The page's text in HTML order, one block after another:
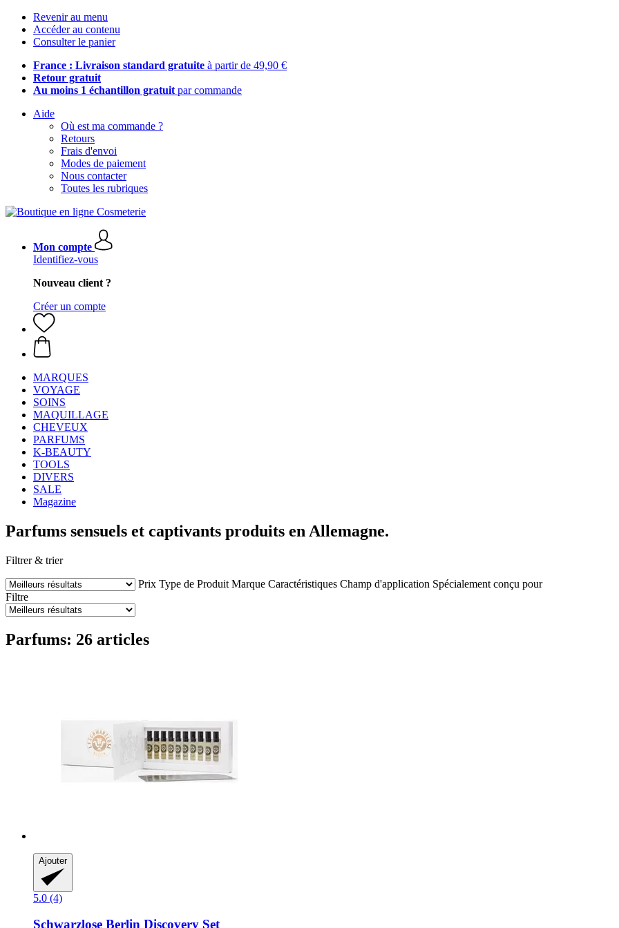
Revenir au menu
Accéder au contenu
Consulter le panier
France : Livraison standard gratuite à partir de 49,90 €
Retour gratuit
Au moins 1 échantillon gratuit par commande
Aide
Où est ma commande ?
Retours
Frais d'envoi
Modes de paiement
Nous contacter
Toutes les rubriques
Mon compte
Identifiez-vous
Nouveau client ?
Créer un compte
MARQUES
VOYAGE
SOINS
MAQUILLAGE
CHEVEUX
PARFUMS
K-BEAUTY
TOOLS
DIVERS
SALE
Magazine
Parfums sensuels et captivants produits en Allemagne.
Filtrer & trier
Prix Type de Produit Marque Caractéristiques Champ d'application Spécialement conçu pour
Filtre
Parfums: 26 articles
Ajouter
5.0 (4)
Schwarzlose Berlin Discovery Set